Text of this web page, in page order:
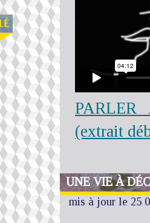
PARLER
(extrait
UNE VIE À
mis à jour le 25